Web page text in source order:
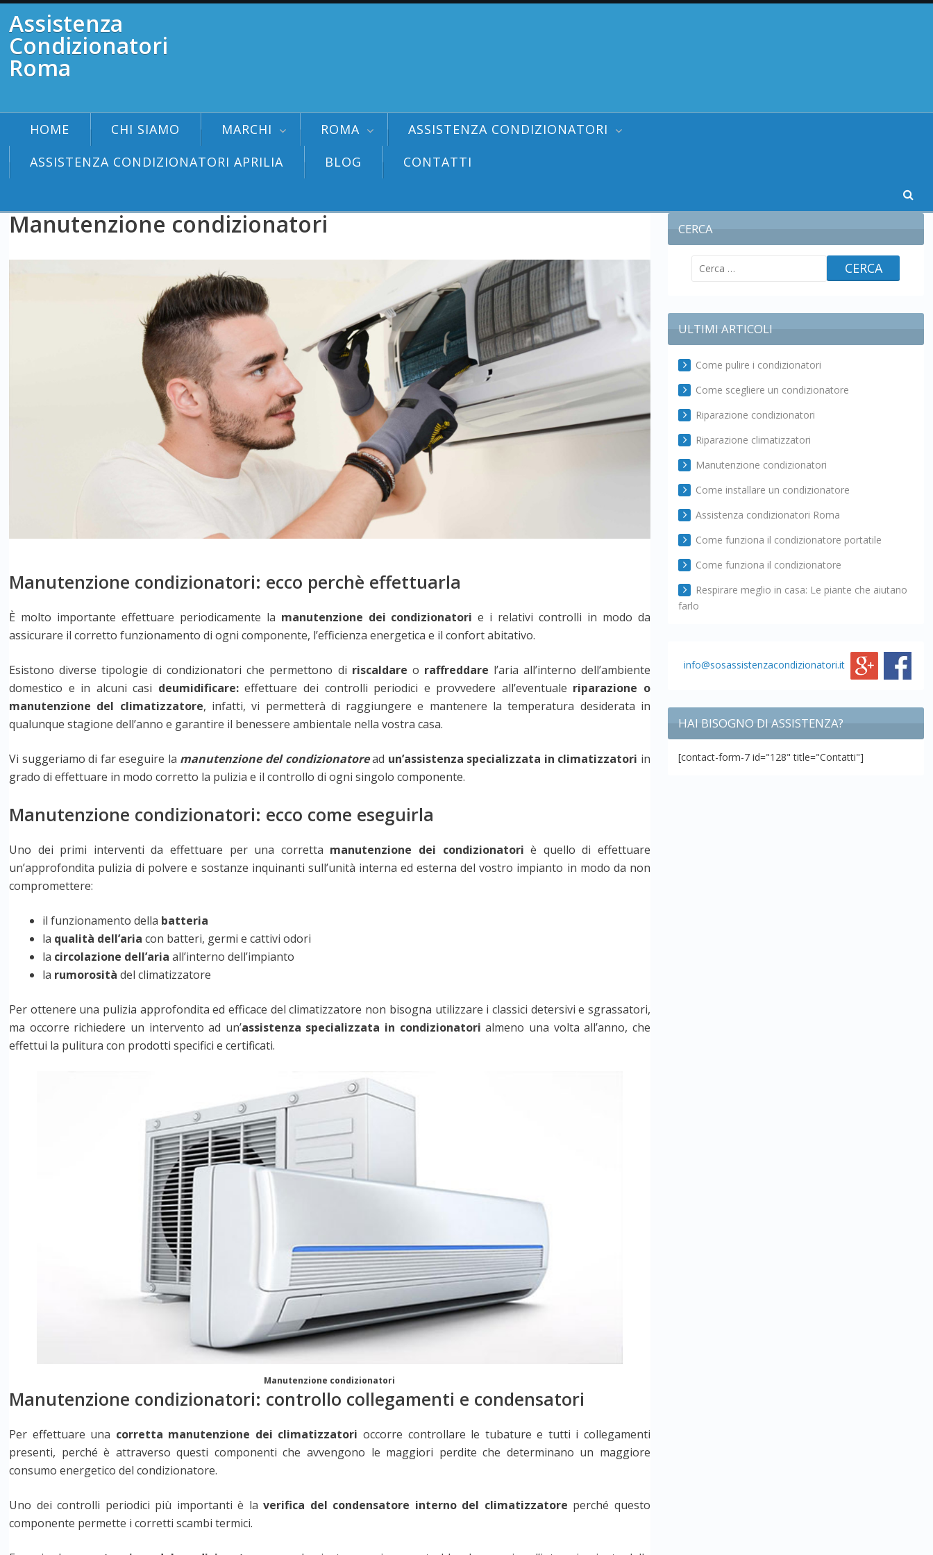
Assistenza
Condizionatori
Roma
HOME CHI SIAMO MARCHI ROMA
ASSISTENZA CONDIZIONATORI
ASSISTENZA CONDIZIONATORI APRILIA
BLOG CONTATTI
Manutenzione condizionatori
Manutenzione condizionatori: ecco perchè effettuarla
È molto importante effettuare periodicamente la manutenzione dei condizionatori e i relativi controlli in modo da
assicurare il corretto funzionamento di ogni componente, l’efficienza energetica e il confort abitativo.
Esistono diverse tipologie di condizionatori che permettono di riscaldare o raffreddare l’aria all’interno dell’ambiente
domestico e in alcuni casi deumidificare:effettuare dei controlli periodici e provvedere all’eventuale riparazione o
manutenzione del climatizzatore, infatti, vi permetterà di raggiungere e mantenere la temperatura desiderata in
qualunque stagione dell’anno e garantire il benessere ambientale nella vostra casa.
Vi suggeriamo di far eseguire la manutenzione del condizionatoread un’assistenza specializzata in climatizzatori in
grado di effettuare in modo corretto la pulizia e il controllo di ogni singolo componente.
Manutenzione condizionatori: ecco come eseguirla
Uno dei primi interventi da effettuare per una corretta manutenzione dei condizionatori è quello di effettuare
un’approfondita pulizia di polvere e sostanze inquinanti sull’unità interna ed esterna del vostro impianto in modo da non
compromettere:
il funzionamento della batteria
la qualità dell’aria con batteri, germi e cattivi odori
la circolazione dell’aria all’interno dell’impianto
la rumorosità del climatizzatore
Per ottenere una pulizia approfondita ed efficace del climatizzatore non bisogna utilizzare i classici detersivi e sgrassatori,
ma occorre richiedere un intervento ad un’assistenza specializzata in condizionatorialmeno una volta all’anno, che
effettui la pulitura con prodotti specifici e certificati.
Manutenzione condizionatori
Manutenzione condizionatori: controllo collegamenti e condensatori
Per effettuare una corretta manutenzione dei climatizzatori occorre controllare le tubature e tutti i collegamenti
presenti, perché è attraverso questi componenti che avvengono le maggiori perdite che determinano un maggiore
consumo energetico del condizionatore.
Uno dei controlli periodici più importanti è laverifica del condensatore interno del climatizzatore perché questo
componente permette i corretti scambi termici.
CERCA
Ricerca
ULTIMI ARTICOLI
Come pulire i condizionatori
Come scegliere un condizionatore
Riparazione condizionatori
Riparazione climatizzatori
Manutenzione condizionatori
Come installare un condizionatore
Assistenza condizionatori Roma
Come funziona il condizionatore portatile
Come funziona il condizionatore
Respirare meglio in casa: Le piante che aiutano
farlo
info@sosassistenzacondizionatori.it
HAI BISOGNO DI ASSISTENZA?
[contact-form-7 id="128" title="Contatti"]